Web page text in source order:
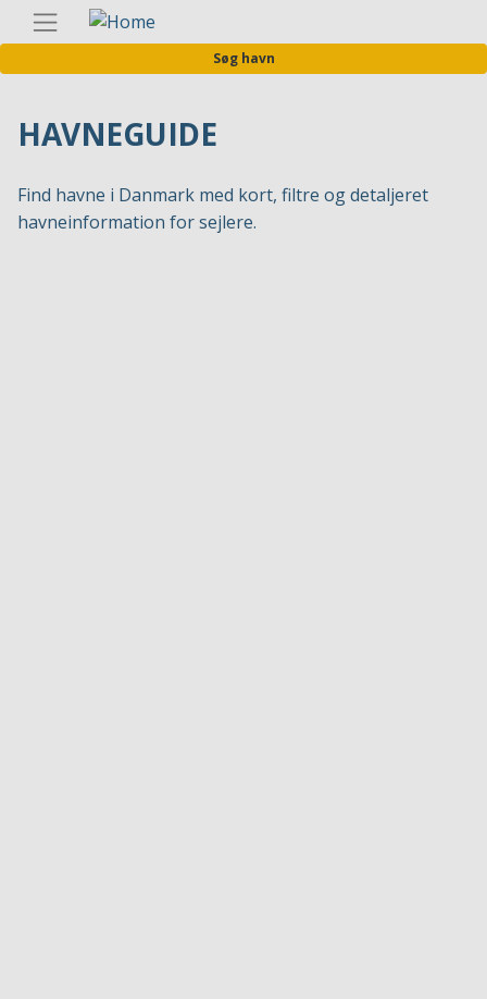
til
hovedindhold
Søg havn
HAVNEGUIDE
Find havne i Danmark med kort, filtre og detaljeret
havneinformation for sejlere.